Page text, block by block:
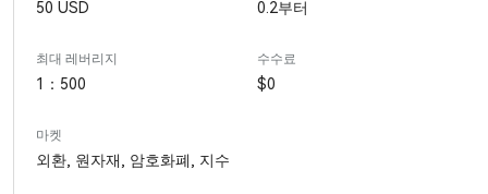
50 USD 0.2부터
최대 레버리지
1：500
수수료
$0
마켓
외환, 원자재, 암호화폐, 지수